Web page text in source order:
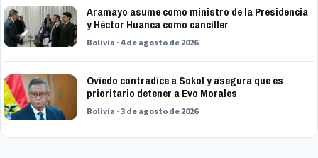
Aramayo asume como ministro de la Presidencia
y Héctor Huanca como canciller
Bolivia · 4 de agosto de 2026
Oviedo contradice a Sokol y asegura que es
prioritario detener a Evo Morales
Bolivia · 3 de agosto de 2026